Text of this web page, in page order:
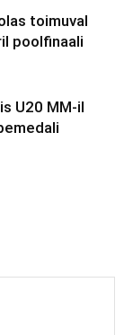
toimuval
poolfinaali
U20 MM-il